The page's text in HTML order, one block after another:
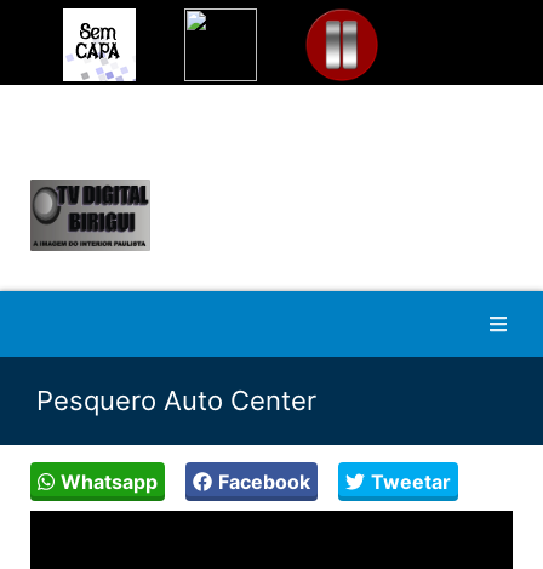
Pesquero Auto Center
Whatsapp Facebook Tweetar